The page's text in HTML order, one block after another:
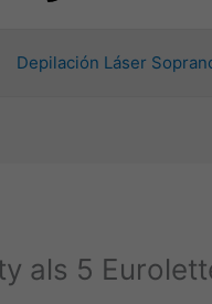
Depilación Láser
als 5